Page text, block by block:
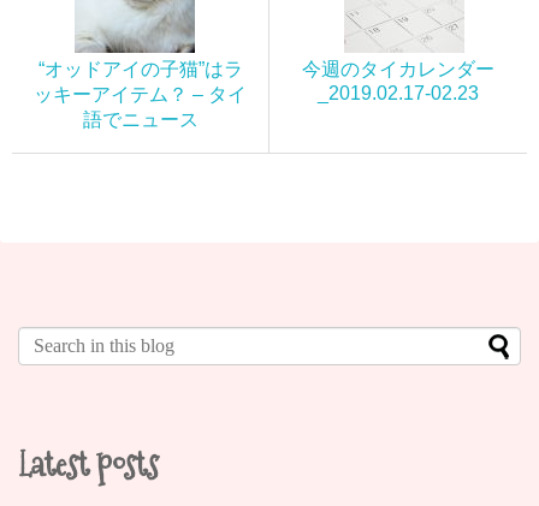
“オッドアイの子猫”はラ
ッキーアイテム？ – タイ
語でニュース
今週のタイカレンダー
_2019.02.17-02.23
Latest posts